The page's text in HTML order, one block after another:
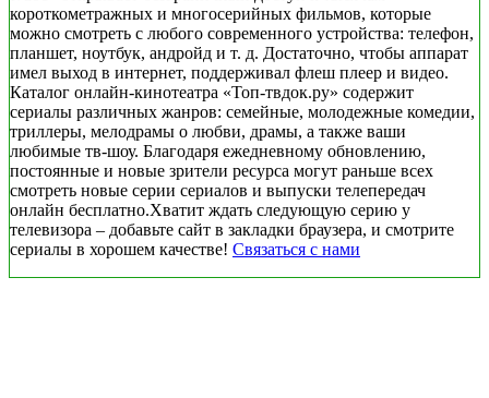
короткометражных и многосерийных фильмов, которые
можно смотреть с любого современного устройства: телефон,
планшет, ноутбук, андройд и т. д. Достаточно, чтобы аппарат
имел выход в интернет, поддерживал флеш плеер и видео.
Каталог онлайн-кинотеатра «Топ-твдок.ру» содержит
сериалы различных жанров: семейные, молодежные комедии,
триллеры, мелодрамы о любви, драмы, а также ваши
любимые тв-шоу. Благодаря ежедневному обновлению,
постоянные и новые зрители ресурса могут раньше всех
смотреть новые серии сериалов и выпуски телепередач
онлайн бесплатно.Хватит ждать следующую серию у
телевизора – добавьте сайт в закладки браузера, и смотрите
сериалы в хорошем качестве! Связаться с нами